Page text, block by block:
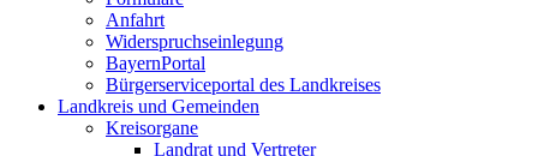
Anfahrt
Widerspruchseinlegung
BayernPortal
Bürgerserviceportal des Landkreises
Landkreis und Gemeinden
Kreisorgane
Landrat und Vertreter